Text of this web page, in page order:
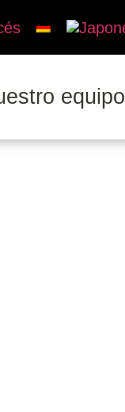
equipo